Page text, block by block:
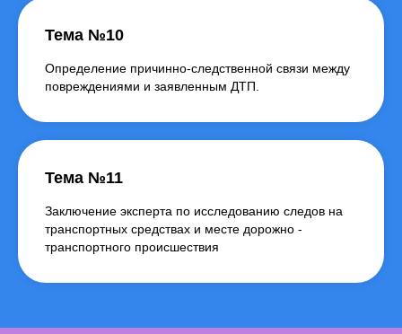
Тема №10
Определение причинно-следственной связи между
повреждениями и заявленным ДТП.
Тема №11
Заключение эксперта по исследованию следов на
транспортных средствах и месте дорожно -
транспортного происшествия